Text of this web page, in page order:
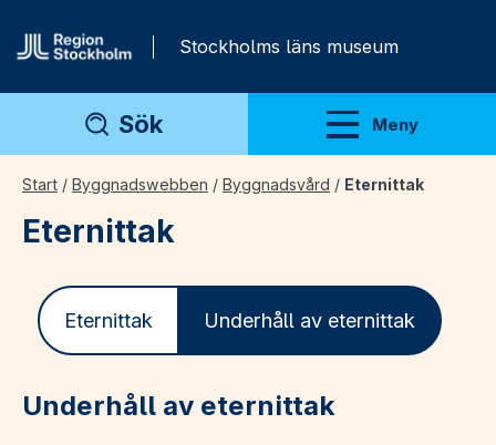
Stockholms läns museum
Sök Meny
Visa meny
Start / Byggnadswebben / Byggnadsvård / Eternittak
Eternittak
Eternittak Underhåll av eternittak
Underhåll av eternittak